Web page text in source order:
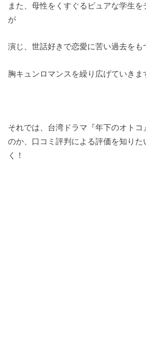
また、母性をくすぐるピュアな学生
が
演じ、世話好きで恋愛に苦い過去をも
胸キュンロマンスを繰り広げていきま
それでは、台湾ドラマ『年下のオトコ
のか、口コミ評判による評価を知りた
く！